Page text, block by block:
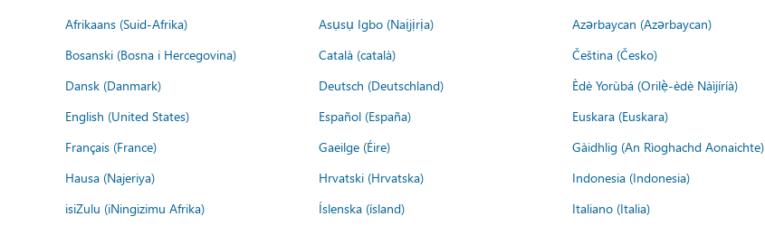
Afrikaans (Suid-Afrika) Asụsụ Igbo (Naịjịrịa) Azərbaycan (Azərbaycan)
Bosanski (Bosna i Hercegovina)
Català (català) Čeština (Česko)
Dansk (Danmark)
Deutsch (Deutschland) Èdè Yorùbá (Orilẹ̀-èdè Nàìjíríà)
English (United States)
Español (España) Euskara (Euskara)
Français (France)
Gaeilge (Éire) Gàidhlig (An Rìoghachd Aonaichte)
Hausa (Najeriya)
Hrvatski (Hrvatska) Indonesia (Indonesia)
isiZulu (iNingizimu Afrika)
Íslenska (ísland) Italiano (Italia)